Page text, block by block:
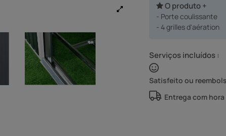
O produto +
- Porte coulissante
- 4 grilles d'aération
Serviços incluídos :
Satisfeito ou
Entrega com